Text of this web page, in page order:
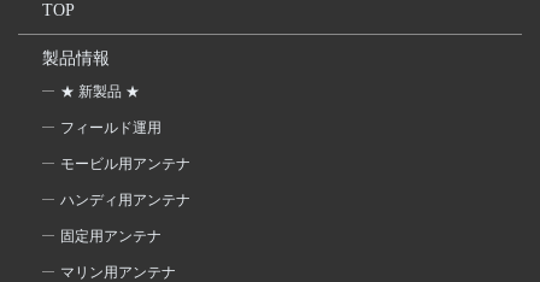
TOP
製品情報
★ 新製品 ★
フィールド運用
モービル用アンテナ
ハンディ用アンテナ
固定用アンテナ
マリン用アンテナ